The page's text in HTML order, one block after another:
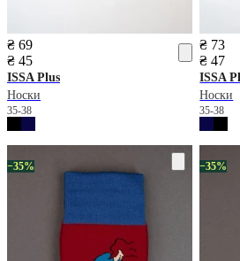
₴ 69
₴ 45
ISSA Plus
Носки
35-38
₴ 73
₴ 47
ISSA
Носки
35-38
−35% −35%